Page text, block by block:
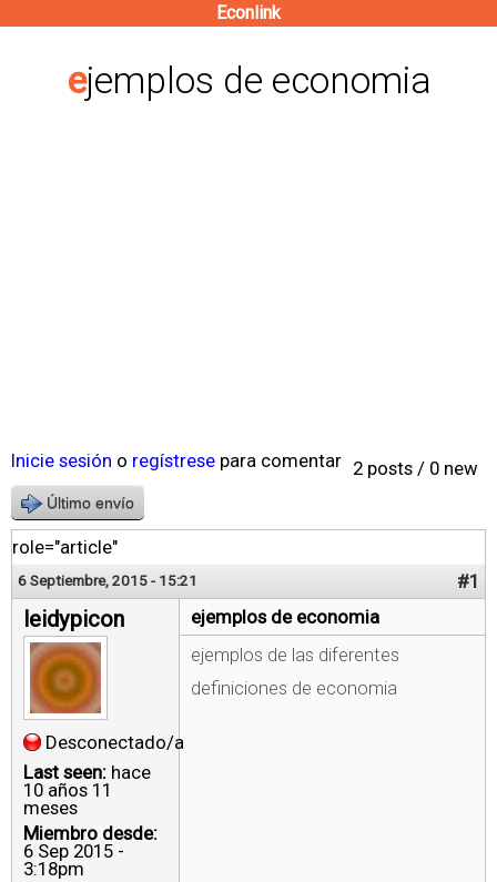
contenido
Econlink
ejemplos de economia
2 posts / 0 new
Inicie sesión o regístrese para comentar
Último envío
role="article"
6 Septiembre, 2015 - 15:21 #1
leidypicon
Desconectado/a
Last seen: hace
10 años 11
meses
Miembro desde:
6 Sep 2015 -
3:18pm
ejemplos de economia
ejemplos de las diferentes
definiciones de economia